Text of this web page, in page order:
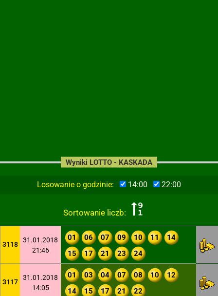
Losowanie o godzinie: 14:00 22:00
Sortowanie liczb:
Wyniki LOTTO - KASKADA
3118
31.01.2018
21:46
01 06 07 09 10 11
14
15
17 21 23 24
3117
31.01.2018
14:05
01 03 04 07 08 10
12
14
15 17 21 22